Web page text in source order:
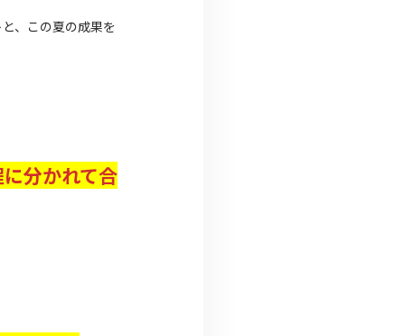
、この夏の成果を
分かれて合